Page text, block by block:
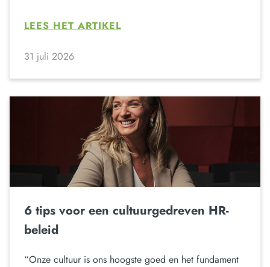
LEES HET ARTIKEL
31 juli 2026
6 tips voor een cultuurgedreven HR-
beleid
“Onze cultuur is ons hoogste goed en het fundament